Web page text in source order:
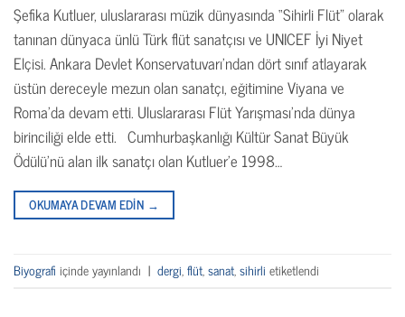
Şefika Kutluer, uluslararası müzik dünyasında “Sihirli Flüt” olarak
tanınan dünyaca ünlü Türk flüt sanatçısı ve UNICEF İyi Niyet
Elçisi. Ankara Devlet Konservatuvarı’ndan dört sınıf atlayarak
üstün dereceyle mezun olan sanatçı, eğitimine Viyana ve
Roma’da devam etti. Uluslararası Flüt Yarışması’nda dünya
birinciliği elde etti. Cumhurbaşkanlığı Kültür Sanat Büyük
Ödülü’nü alan ilk sanatçı olan Kutluer’e 1998…
OKUMAYA DEVAM EDIN →
Biyografi içinde yayınlandı | dergi,flüt,sanat,sihirli etiketlendi